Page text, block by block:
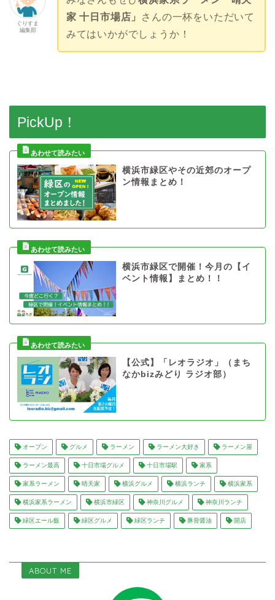
ぐりすま
編集部
家 十日市場店」
さんの一杯をいただいて
みてはいかがでしょうか！
PickUp！
横浜市緑区やその近郊のオープ
ン情報まとめ！
横浜市緑区で開催！今月の【イ
ベント情報】まとめ！！
【公式】「レオラジオ」（まち
なかbizみどり ラジオ部）
オープン グルメ ラーメン ラーメン大好き ラーメン屋
ラーメン最高 十日市場グルメ 十日市場駅 家系
家系ラーメン 晴天家 横浜グルメ 横浜ランチ 横浜家系
横浜家系ラーメン 横浜市緑区 神奈川グルメ 神奈川ランチ
緑区エール飯 緑区グルメ 緑区ランチ 豚骨醤油 開店
ABOUT ME